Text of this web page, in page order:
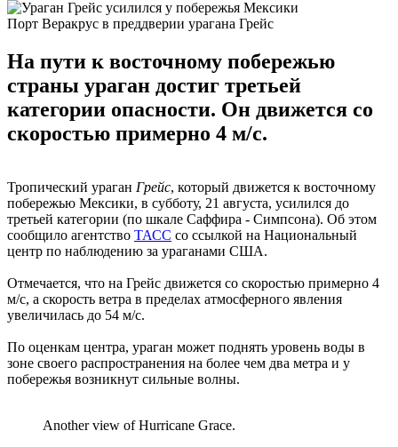
Порт Веракрус в преддверии урагана Грейс
На пути к восточному побережью
страны ураган достиг третьей
категории опасности. Он движется со
скоростью примерно 4 м/с.
Тропический ураган Грейс, который движется к восточному
побережью Мексики, в субботу, 21 августа, усилился до
третьей категории (по шкале Саффира - Симпсона). Об этом
сообщило агентство ТАСС со ссылкой на Национальный
центр по наблюдению за ураганами США.
Отмечается, что на Грейс движется со скоростью примерно 4
м/с, а скорость ветра в пределах атмосферного явления
увеличилась до 54 м/с.
По оценкам центра, ураган может поднять уровень воды в
зоне своего распространения на более чем два метра и у
побережья возникнут сильные волны.
Another view of Hurricane Grace.